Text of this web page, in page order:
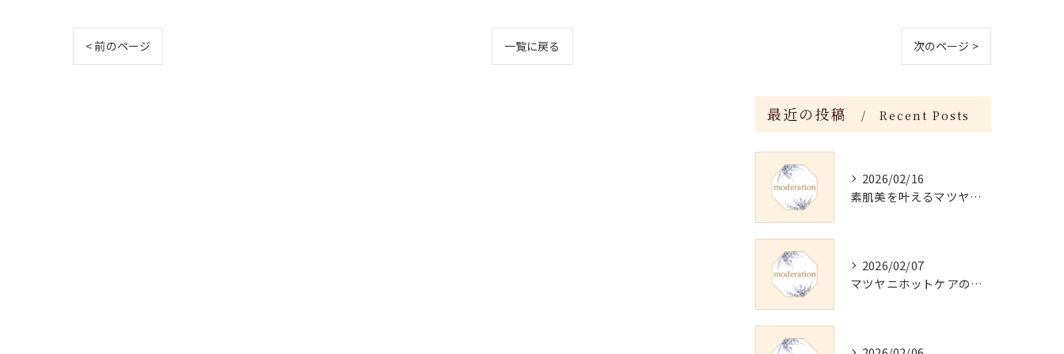
< 前のページ 一覧に戻る 次のページ >
最近の投稿 Recent Posts
2026/02/16
素肌美を叶えるマツヤニホットセラピーの効果
2026/02/07
マツヤニホットケアの正しい使い方と継続法